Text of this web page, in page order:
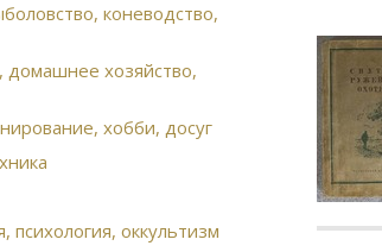
коневодство,
домашнее хозяйство,
хобби, досуг
психология, оккультизм